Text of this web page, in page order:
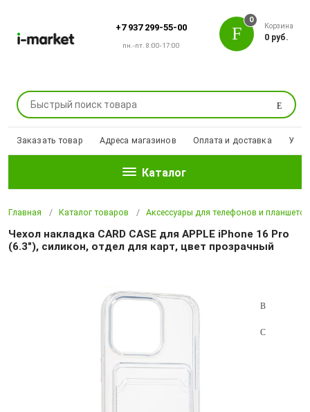
+7 937 299-55-00
пн.-пт. 8:00-17:00
Поиск
0
Корзина
0 руб.
Заказать товар Адреса магазинов Оплата и доставка
Каталог
Главная Каталог товаров Аксессуары для телефонов и планшетов
Чехол накладка CARD CASE для APPLE iPhone 16 Pro
(6.3"), силикон, отдел для карт, цвет прозрачный